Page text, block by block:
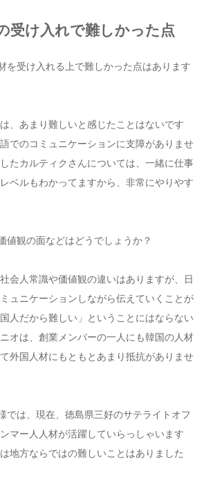
受け入れで難しかった点
を受け入れる上で難しかった点はあります
、あまり難しいと感じたことはないです
でのコミュニケーションに支障がありませ
たカルティクさんについては、一緒に仕事
ベルもわかってますから、非常にやりやす
値観の面などはどうでしょうか？
会人常識や価値観の違いはありますが、日
ュニケーションしながら伝えていくことが
人だから難しい」ということにはならない
オは、創業メンバーの一人にも韓国の人材
外国人材にもともとあまり抵抗がありませ
では、現在、徳島県三好のサテライトオフ
マー人人材が活躍していらっしゃいます
地方ならではの難しいことはありました